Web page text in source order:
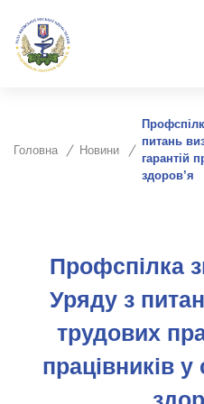
Головна Новини
питань
гарантій
здоров’я
Профспілка
Уряду з
трудових
працівників